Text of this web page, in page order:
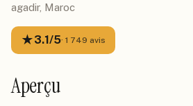
agadir, Maroc
★3.1/5· 1 749 avis
Aperçu